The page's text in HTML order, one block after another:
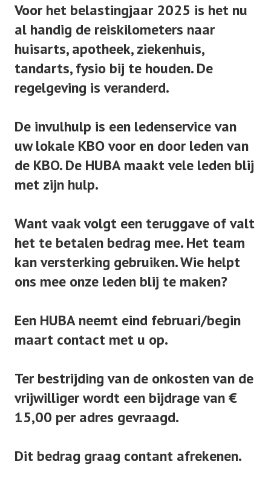
Voor het belastingjaar 2025 is het nu
al handig de reiskilometers naar
huisarts, apotheek, ziekenhuis,
tandarts, fysio bij te houden. De
regelgeving is veranderd.
De invulhulp is een ledenservice van
uw lokale KBO voor en door leden van
de KBO. De HUBA maakt vele leden blij
met zijn hulp.
Want vaak volgt een teruggave of valt
het te betalen bedrag mee. Het team
kan versterking gebruiken. Wie helpt
ons mee onze leden blij te maken?
Een HUBA neemt eind februari/begin
maart contact met u op.
Ter bestrijding van de onkosten van de
vrijwilliger wordt een bijdrage van €
15,00 per adres gevraagd.
Dit bedrag graag contant afrekenen.